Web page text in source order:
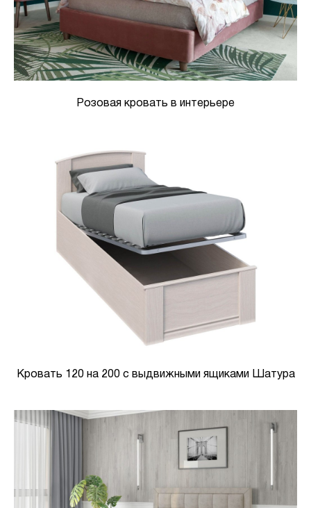
Розовая кровать в интерьере
Кровать 120 на 200 с выдвижными ящиками Шатура